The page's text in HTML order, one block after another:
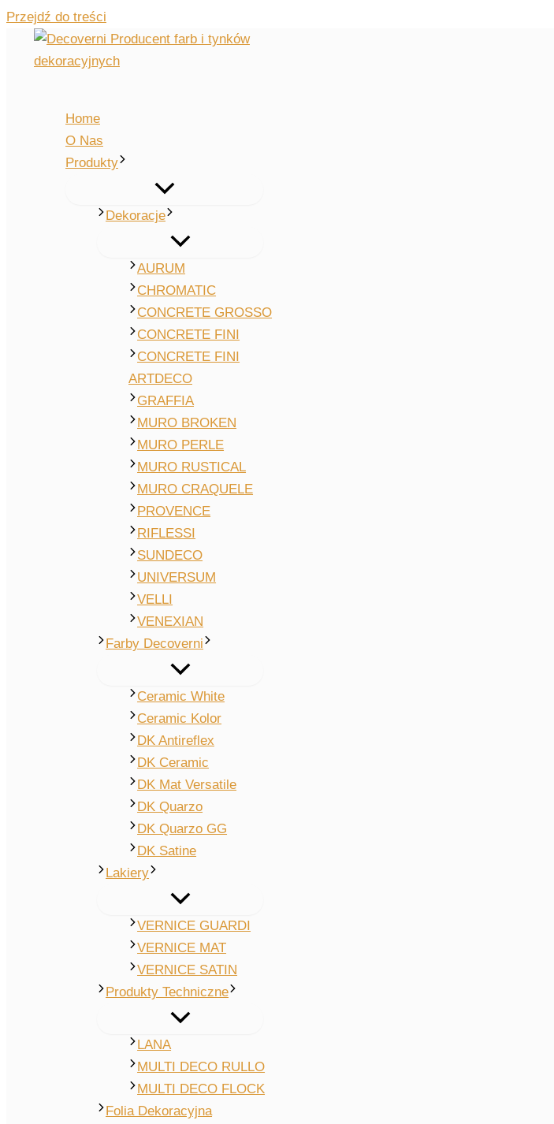
Przejdź do treści
Home
O Nas
Produkty
Dekoracje
AURUM
CHROMATIC
CONCRETE GROSSO
CONCRETE FINI
CONCRETE FINI
ARTDECO
GRAFFIA
MURO BROKEN
MURO PERLE
MURO RUSTICAL
MURO CRAQUELE
PROVENCE
RIFLESSI
SUNDECO
UNIVERSUM
VELLI
VENEXIAN
Farby Decoverni
Ceramic White
Ceramic Kolor
DK Antireflex
DK Ceramic
DK Mat Versatile
DK Quarzo
DK Quarzo GG
DK Satine
Lakiery
VERNICE GUARDI
VERNICE MAT
VERNICE SATIN
Produkty Techniczne
LANA
MULTI DECO RULLO
MULTI DECO FLOCK
Folia Dekoracyjna